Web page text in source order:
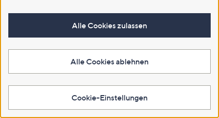
Alle Cookies zulassen
Alle Cookies ablehnen
Cookie-Einstellungen